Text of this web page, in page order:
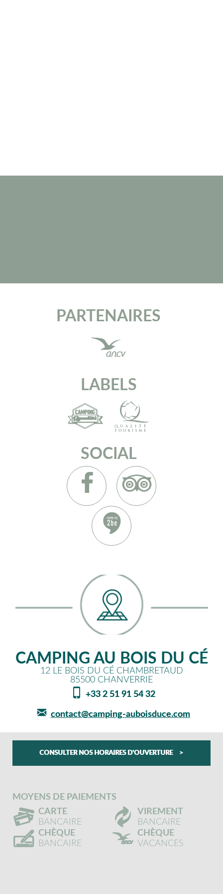
PARTENAIRES
LABELS
SOCIAL
CAMPING AU BOIS DU CÉ
12 LE BOIS DU CÉ CHAMBRETAUD
85500 CHANVERRIE
+33 2 51 91 54 32
contact@camping-auboisduce.com
CONSULTER NOS HORAIRES D'OUVERTURE
MOYENS DE PAIEMENTS
CARTE
BANCAIRE
VIREMENT
BANCAIRE
CHÈQUE
BANCAIRE
CHÈQUE
VACANCES